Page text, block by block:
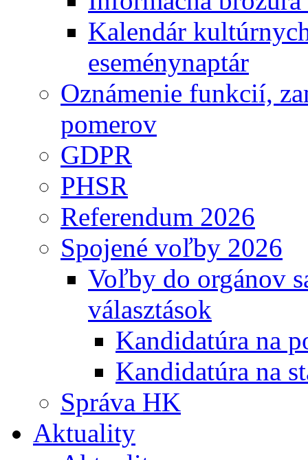
Kalendár
eseménynaptár
Oznámenie funkcií,
pomerov
GDPR
PHSR
Referendum 2026
Spojené voľby 2026
Voľby do orgánov
választások
Kandidatúra na
Kandidatúra na
Správa HK
Aktuality